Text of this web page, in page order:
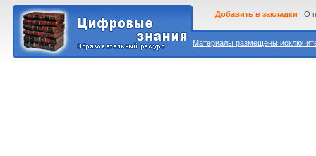
Материалы размещены
Добавить в закладки О